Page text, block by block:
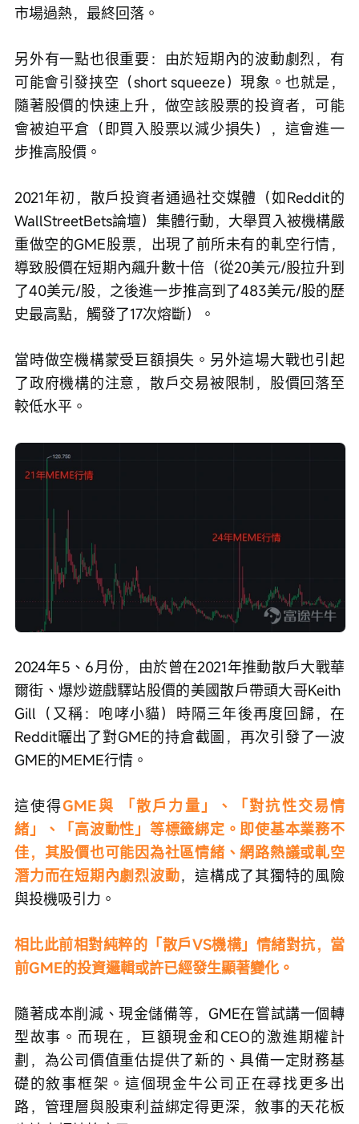
市場過熱，最終回落。
另外有一點也很重要：由於短期內的波動劇烈，有
可能會引發挟空（short squeeze）現象。也就是，
隨著股價的快速上升，做空該股票的投資者，可能
會被迫平倉（即買入股票以減少損失），這會進一
步推高股價。
2021年初，散戶投資者通過社交媒體（如Reddit的
WallStreetBets論壇）集體行動，大舉買入被機構嚴
重做空的GME股票，出現了前所未有的軋空行情，
導致股價在短期內飆升數十倍（從20美元/股拉升到
了40美元/股，之後進一步推高到了483美元/股的歷
史最高點，觸發了17次熔斷）。
當時做空機構蒙受巨額損失。另外這場大戰也引起
了政府機構的注意，散戶交易被限制，股價回落至
較低水平。
2024年5、6月份，由於曾在2021年推動散戶大戰華
爾街、爆炒遊戲驛站股價的美國散戶帶頭大哥Keith
Gill（又稱：咆哮小貓）時隔三年後再度回歸，在
Reddit曬出了對GME的持倉截圖，再次引發了一波
GME的MEME行情。
這使得GME與 「散戶力量」、「對抗性交易情
緒」、「高波動性」等標籤綁定。即使基本業務不
佳，其股價也可能因為社區情緒、網路熱議或軋空
潛力而在短期內劇烈波動，這構成了其獨特的風險
與投機吸引力。
相比此前相對純粹的「散戶VS機構」情緒對抗，當
前GME的投資邏輯或許已經發生顯著變化。
隨著成本削減、現金儲備等，GME在嘗試講一個轉
型故事。而現在，巨額現金和CEO的激進期權計
劃，為公司價值重估提供了新的、具備一定財務基
礎的敘事框架。這個現金牛公司正在尋找更多出
路，管理層與股東利益綁定得更深，敘事的天花板